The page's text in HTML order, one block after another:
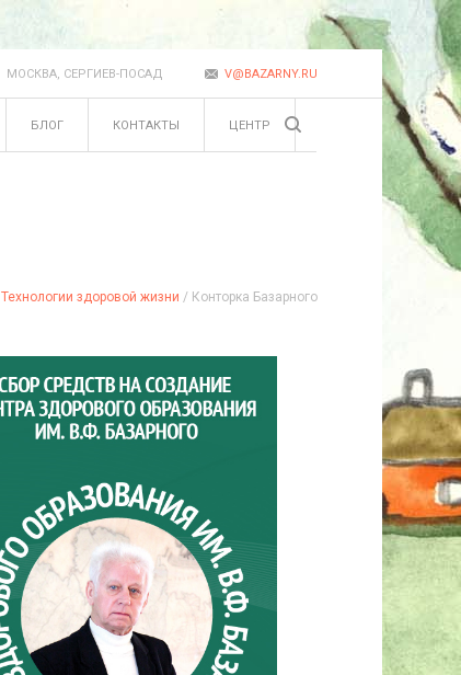
МОСКВА, СЕРГИЕВ-ПОСАД V@BAZARNY.RU
БЛОГ КОНТАКТЫ ЦЕНТР
Технологии здоровой жизни / Конторка Базарного